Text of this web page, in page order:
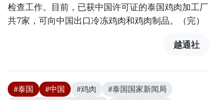
检查工作。目前，已获中国许可证的泰国鸡肉加工厂
共7家，可向中国出口冷冻鸡肉和鸡肉制品。（完）
越通社
#泰国 #中国 #鸡肉
#泰国国家新闻局